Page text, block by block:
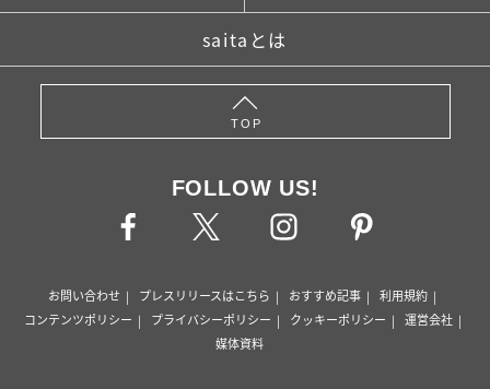
saitaとは
TOP
FOLLOW US!
お問い合わせ プレスリリースはこちら おすすめ記事
利用規約
コンテンツポリシー
プライバシーポリシー クッキーポリシー
運営会社
媒体資料